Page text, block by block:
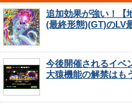
追加効果が強い！【
(最終形態)(GT)のLV
今後開催されるイベ
大猿機能の解禁はも